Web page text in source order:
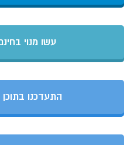
עשו מנוי
התעדכנו